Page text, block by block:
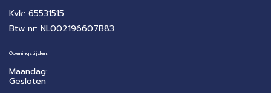
Kvk: 65531515
Btw nr: NL002196607B83
Openingstijden:
Maandag:
Gesloten